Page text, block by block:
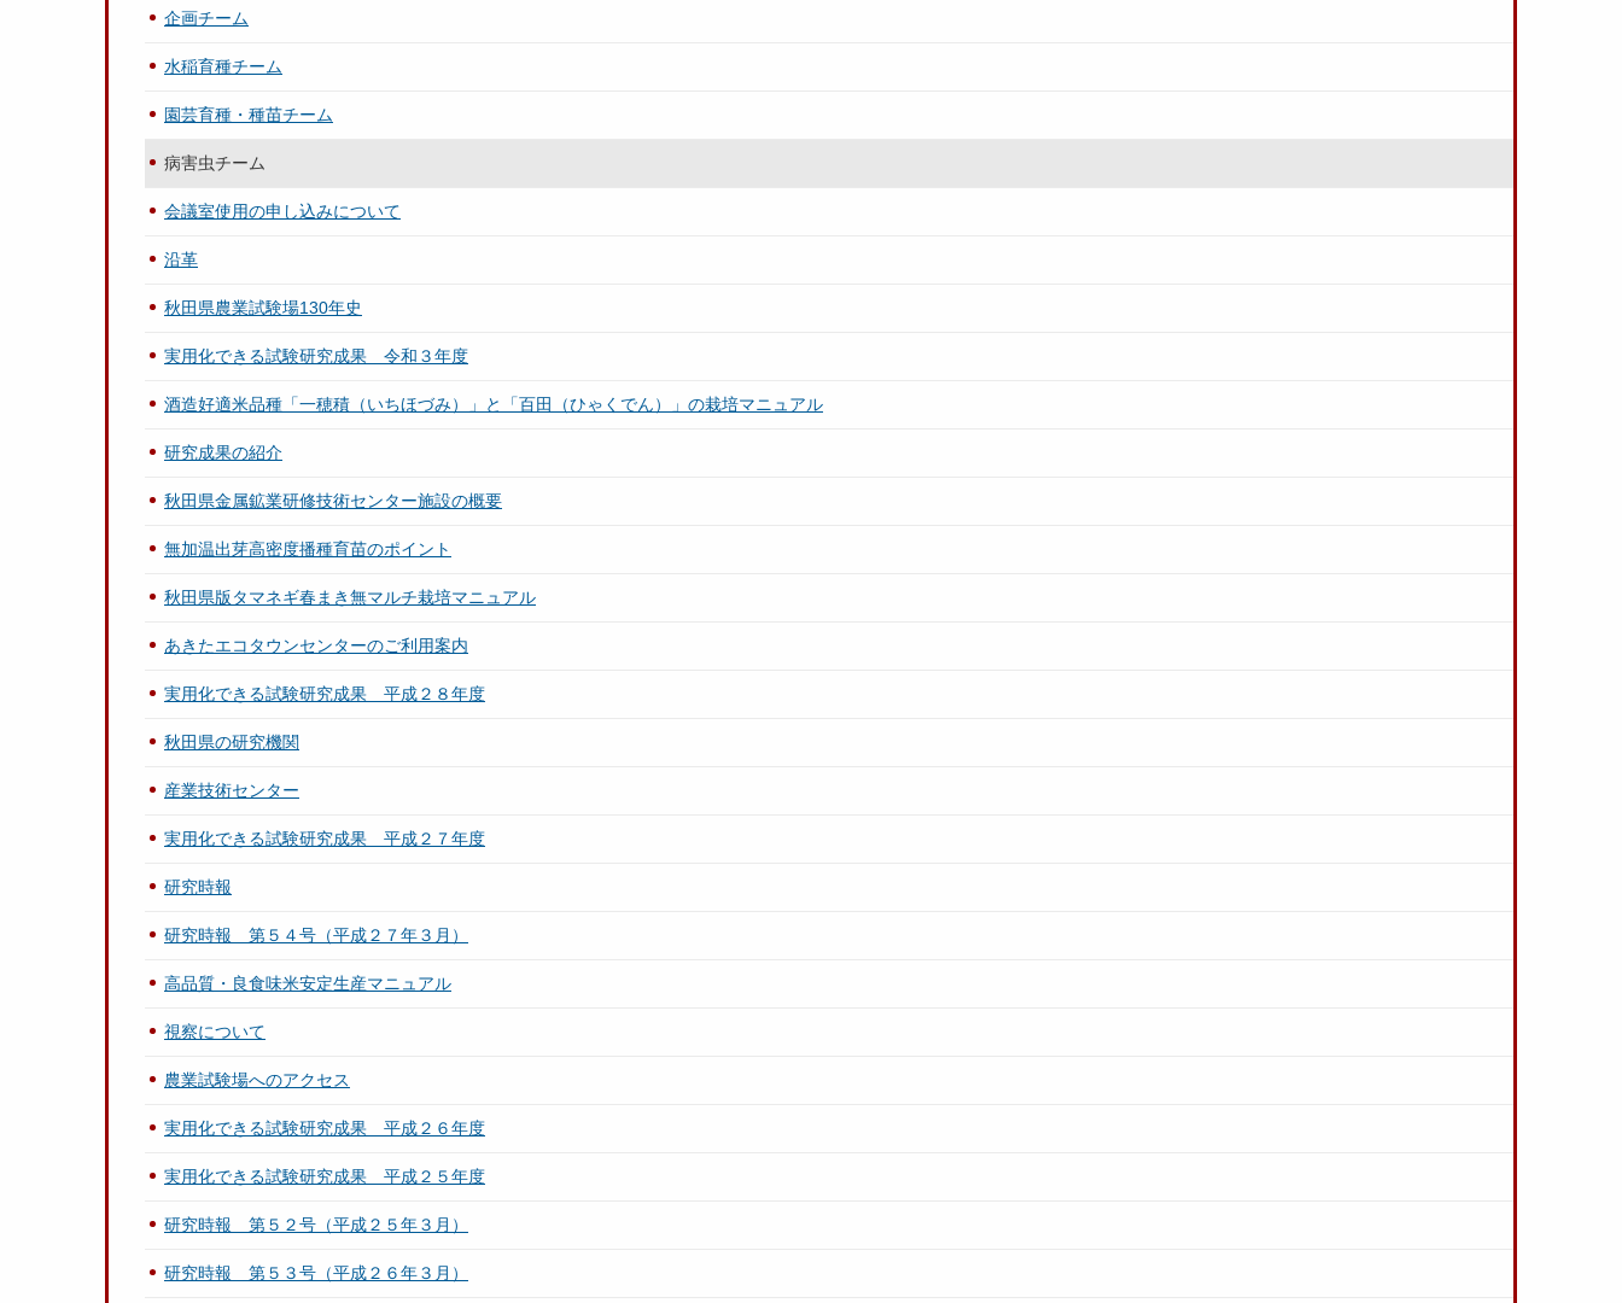
企画チーム
水稲育種チーム
園芸育種・種苗チーム
病害虫チーム
会議室使用の申し込みについて
沿革
秋田県農業試験場130年史
実用化できる試験研究成果 令和３年度
酒造好適米品種「一穂積（いちほづみ）」と「百田（ひゃくでん）」の栽培マニュアル
研究成果の紹介
秋田県金属鉱業研修技術センター施設の概要
無加温出芽高密度播種育苗のポイント
秋田県版タマネギ春まき無マルチ栽培マニュアル
あきたエコタウンセンターのご利用案内
実用化できる試験研究成果 平成２８年度
秋田県の研究機関
産業技術センター
実用化できる試験研究成果 平成２７年度
研究時報
研究時報 第５４号（平成２７年３月）
高品質・良食味米安定生産マニュアル
視察について
農業試験場へのアクセス
実用化できる試験研究成果 平成２６年度
実用化できる試験研究成果 平成２５年度
研究時報 第５２号（平成２５年３月）
研究時報 第５３号（平成２６年３月）